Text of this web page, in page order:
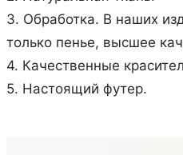
3. Обработка. В наших
только пенье, высшее
4. Качественные
5. Настоящий футер.